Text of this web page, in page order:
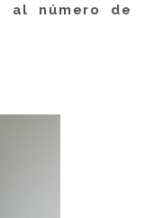
al número de